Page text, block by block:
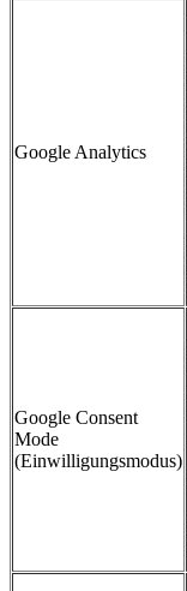
Google Analytics
Google Consent
Mode
(Einwilligungsmodus)